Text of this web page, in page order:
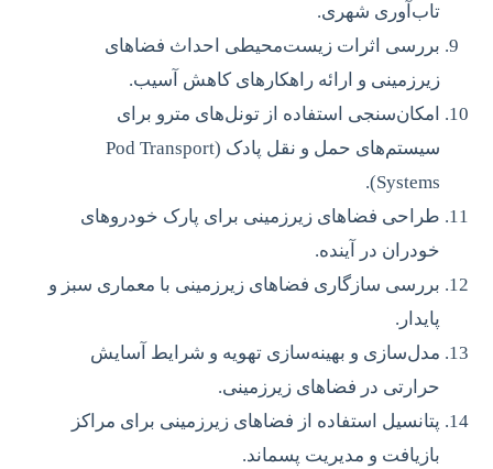
تاب‌آوری شهری.
بررسی اثرات زیست‌محیطی احداث فضاهای
زیرزمینی و ارائه راهکارهای کاهش آسیب.
امکان‌سنجی استفاده از تونل‌های مترو برای
سیستم‌های حمل و نقل پادک (Pod Transport
Systems).
طراحی فضاهای زیرزمینی برای پارک خودروهای
خودران در آینده.
بررسی سازگاری فضاهای زیرزمینی با معماری سبز و
پایدار.
مدل‌سازی و بهینه‌سازی تهویه و شرایط آسایش
حرارتی در فضاهای زیرزمینی.
پتانسیل استفاده از فضاهای زیرزمینی برای مراکز
بازیافت و مدیریت پسماند.